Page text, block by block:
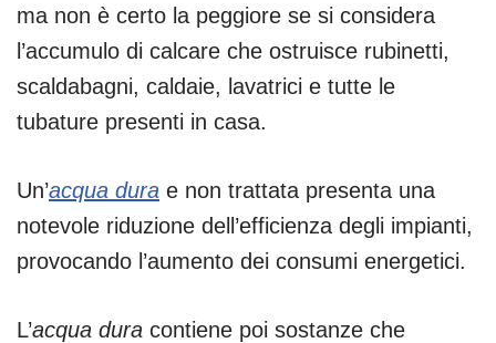
ma non è certo la peggiore se si considera
l’accumulo di calcare che ostruisce rubinetti,
scaldabagni, caldaie, lavatrici e tutte le
tubature presenti in casa.
Un’acqua dura e non trattata presenta una
notevole riduzione dell’efficienza degli impianti,
provocando l’aumento dei consumi energetici.
L’acqua dura contiene poi sostanze che